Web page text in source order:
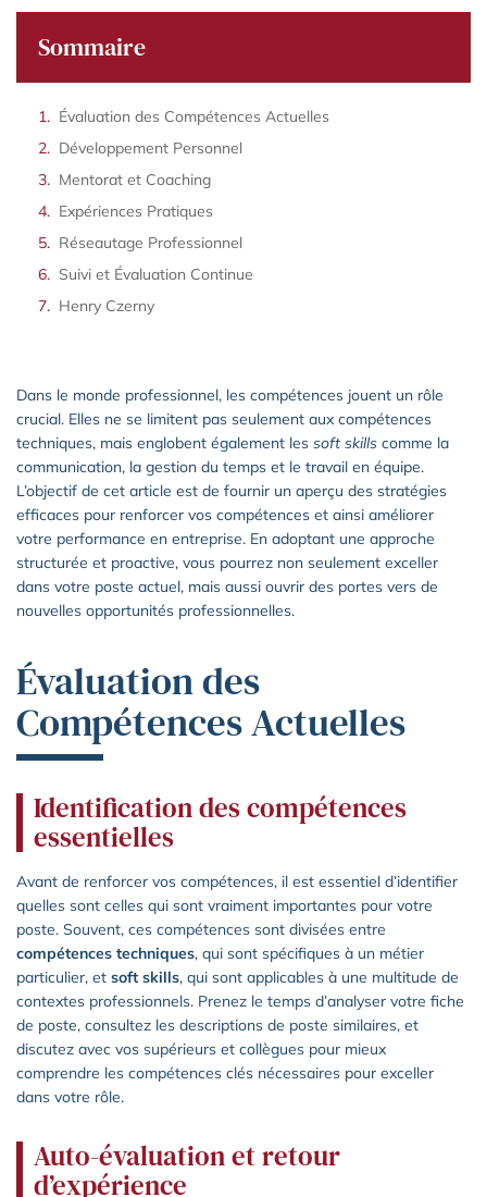
Sommaire
Évaluation des Compétences Actuelles
Développement Personnel
Mentorat et Coaching
Expériences Pratiques
Réseautage Professionnel
Suivi et Évaluation Continue
Henry Czerny
Dans le monde professionnel, les compétences jouent un rôle
crucial. Elles ne se limitent pas seulement aux compétences
techniques, mais englobent également les soft skills comme la
communication, la gestion du temps et le travail en équipe.
L’objectif de cet article est de fournir un aperçu des stratégies
efficaces pour renforcer vos compétences et ainsi améliorer
votre performance en entreprise. En adoptant une approche
structurée et proactive, vous pourrez non seulement exceller
dans votre poste actuel, mais aussi ouvrir des portes vers de
nouvelles opportunités professionnelles.
Évaluation des
Compétences Actuelles
Identification des compétences
essentielles
Avant de renforcer vos compétences, il est essentiel d’identifier
quelles sont celles qui sont vraiment importantes pour votre
poste. Souvent, ces compétences sont divisées entre
compétences techniques, qui sont spécifiques à un métier
particulier, et soft skills, qui sont applicables à une multitude de
contextes professionnels. Prenez le temps d’analyser votre fiche
de poste, consultez les descriptions de poste similaires, et
discutez avec vos supérieurs et collègues pour mieux
comprendre les compétences clés nécessaires pour exceller
dans votre rôle.
Auto-évaluation et retour
d’expérience